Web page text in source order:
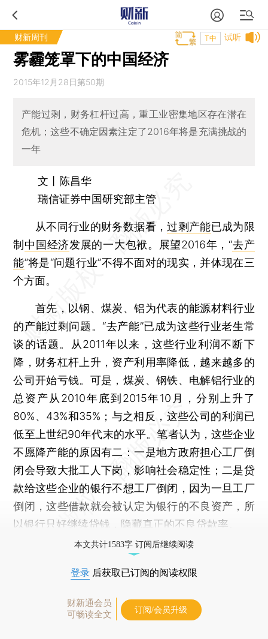
财新周刊 试听
T中
雾霾笼罩下的中国经济
2015年12月28日第50期
产能过剩，财务杠杆过高，重工业密集地区存在潜在
危机；这些不确定因素注定了2016年将是充满挑战的
一年
文丨陈昌华
瑞信证券中国研究部主管
从不同行业的财务数据看，过剩产能已成为限
制 中国经济发展的一大包袱。展望2016年，“去产
能”将是“问题行业”不得不面对的现实，并体现在三
个方面。
首先，以钢、煤炭、铝为代表的能源材料行业
的产能过剩问题。“去产能”已成为这些行业老生常
谈的话题。从2011年以来，这些行业利润不断下
降，财务杠杆上升，资产利用率降低，越来越多的
公司开始亏钱。可是，煤炭、钢铁、电解铝行业的
总资产从2010年底到2015年10月，分别上升了
80%、43%和35%；与之相反，这些公司的利润已
低至上世纪90年代末的水平。笔者认为，这些企业
不愿降产能的原因有二：一是地方政府担心工厂倒
闭会导致大批工人下岗，影响社会稳定性；二是贷
款给这些企业的银行不想工厂倒闭，因为一旦工厂
倒闭，这些借款就会被认定为银行的不良资产，所
以银行只好继续贷钱，隐藏真正的不良贷款率。
本文共计1583字 订阅后继续阅读
登录 后获取已订阅的阅读权限
财新通会员
可畅读全文
订阅/会员升级